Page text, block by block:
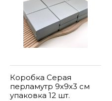
Коробка Серая
перламутр 9х9х3 см
упаковка 12 шт.